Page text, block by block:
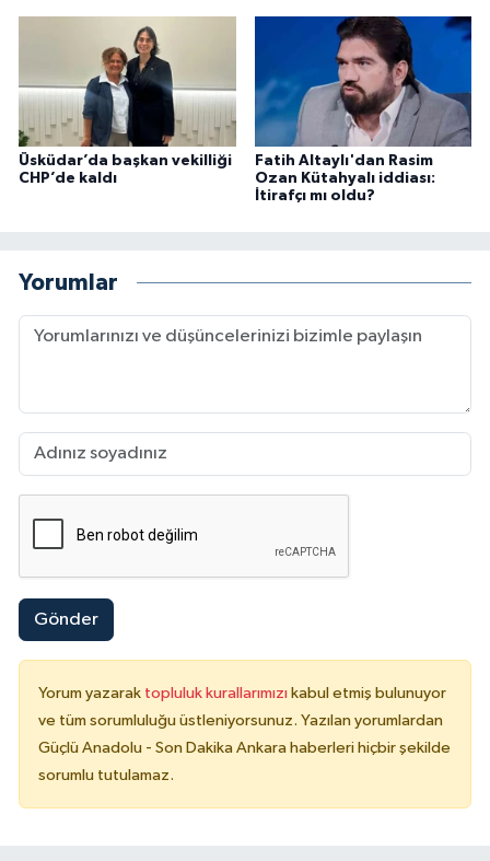
Üsküdar’da başkan vekilliği
CHP’de kaldı
Fatih Altaylı'dan Rasim
Ozan Kütahyalı iddiası:
İtirafçı mı oldu?
Yorumlar
Gönder
Yorum yazarak topluluk kurallarımızı kabul etmiş bulunuyor
ve tüm sorumluluğu üstleniyorsunuz. Yazılan yorumlardan
Güçlü Anadolu - Son Dakika Ankara haberleri hiçbir şekilde
sorumlu tutulamaz.